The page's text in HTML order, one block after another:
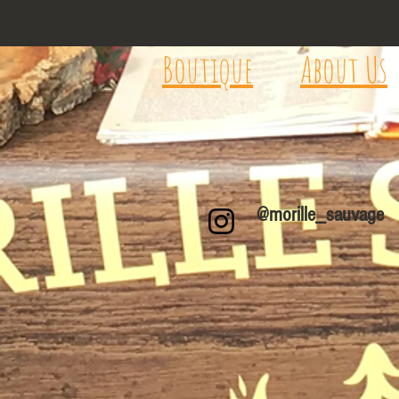
Boutique About Us
@morille_sauvage